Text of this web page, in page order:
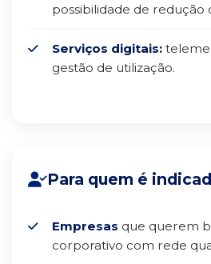
possibilidade de
Serviços digitais:
gestão de utilização.
Para quem é
Empresas que querem
corporativo com rede